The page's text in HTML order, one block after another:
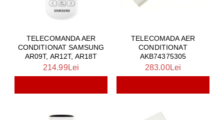
TELECOMANDA AER
CONDITIONAT SAMSUNG
AR09T, AR12T, AR18T
214.99Lei
TELECOMADA AER
CONDITIONAT
AKB74375305
283.00Lei